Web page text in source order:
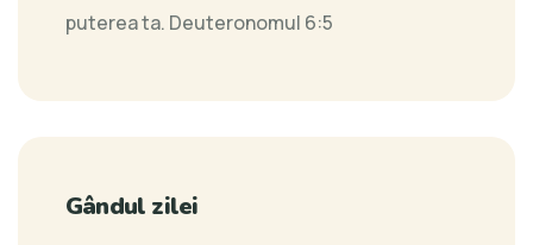
puterea ta. Deuteronomul 6:5
Gândul zilei